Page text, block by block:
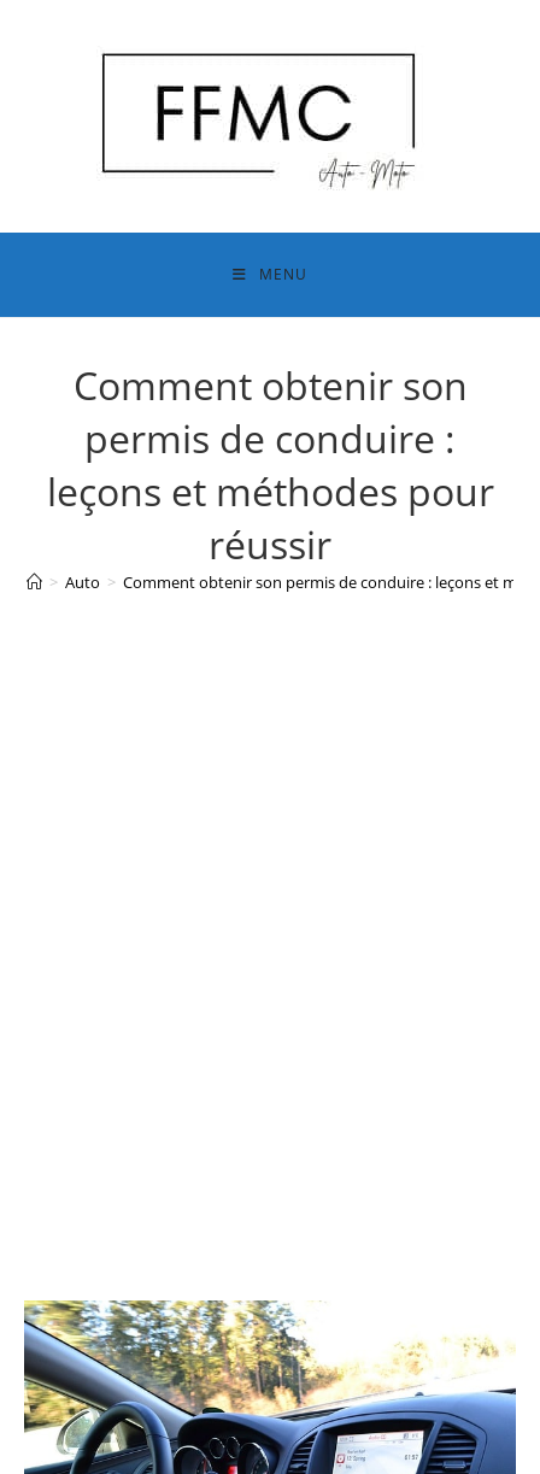
MENU
Comment obtenir son
permis de conduire :
leçons et méthodes pour
réussir
> Auto > Comment obtenir son permis de conduire : leçons et